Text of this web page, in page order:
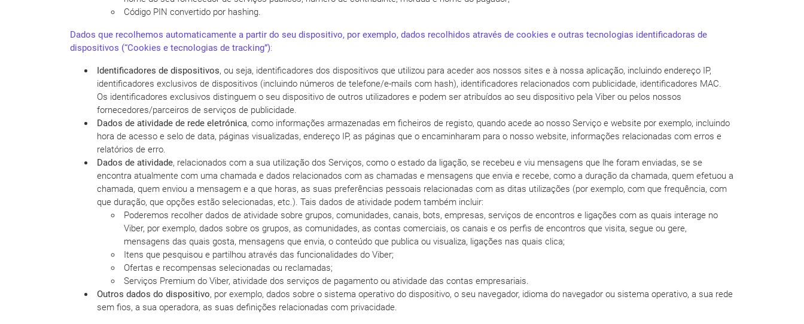
Código PIN convertido por hashing.
Dados que recolhemos automaticamente a partir do seu dispositivo, por exemplo, dados recolhidos através de cookies e outras tecnologias identificadoras de
dispositivos (“Cookies e tecnologias de tracking”):
Identificadores de dispositivos, ou seja, identificadores dos dispositivos que utilizou para aceder aos nossos sites e à nossa aplicação, incluindo endereço IP,
identificadores exclusivos de dispositivos (incluindo números de telefone/e-mails com hash), identificadores relacionados com publicidade, identificadores MAC.
Os identificadores exclusivos distinguem o seu dispositivo de outros utilizadores e podem ser atribuídos ao seu dispositivo pela Viber ou pelos nossos
fornecedores/parceiros de serviços de publicidade.
Dados de atividade de rede eletrónica, como informações armazenadas em ficheiros de registo, quando acede ao nosso Serviço e website por exemplo, incluindo
hora de acesso e selo de data, páginas visualizadas, endereço IP, as páginas que o encaminharam para o nosso website, informações relacionadas com erros e
relatórios de erro.
Dados de atividade, relacionados com a sua utilização dos Serviços, como o estado da ligação, se recebeu e viu mensagens que lhe foram enviadas, se se
encontra atualmente com uma chamada e dados relacionados com as chamadas e mensagens que envia e recebe, como a duração da chamada, quem efetuou a
chamada, quem enviou a mensagem e a que horas, as suas preferências pessoais relacionadas com as ditas utilizações (por exemplo, com que frequência, com
que duração, que opções estão selecionadas, etc.). Tais dados de atividade podem também incluir:
Poderemos recolher dados de atividade sobre grupos, comunidades, canais, bots, empresas, serviços de encontros e ligações com as quais interage no
Viber, por exemplo, dados sobre os grupos, as comunidades, as contas comerciais, os canais e os perfis de encontros que visita, segue ou gere,
mensagens das quais gosta, mensagens que envia, o conteúdo que publica ou visualiza, ligações nas quais clica;
Itens que pesquisou e partilhou através das funcionalidades do Viber;
Ofertas e recompensas selecionadas ou reclamadas;
Serviços Premium do Viber, atividade dos serviços de pagamento ou atividade das contas empresariais.
Outros dados do dispositivo, por exemplo, dados sobre o sistema operativo do dispositivo, o seu navegador, idioma do navegador ou sistema operativo, a sua rede
sem fios, a sua operadora, as suas definições relacionadas com privacidade.